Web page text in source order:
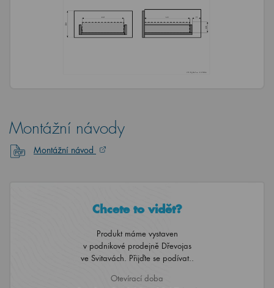
Montážní návody
Montážní návod
Chcete to vidět?
Produkt máme vystaven
v podnikové prodejně Dřevojas
ve Svitavách. Přijďte se podívat..
Otevírací doba